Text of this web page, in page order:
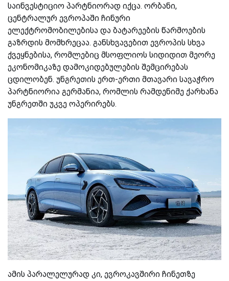
საინვესტიციო პარტნიორად იქცა. ორბანი,
ცენტრალურ ევროპაში ჩინური
ელექტრომობილებისა და ბატარეების წარმოების
გაზრდის მომხრეცაა. განსხვავებით ევროპის სხვა
ქვეყნებისა, რომლებიც მსოფლიოს სიდიდით მეორე
ეკონომიკაზე დამოკიდებულების შემცირებას
ცდილობენ. უნგრეთის ერთ-ერთი მთავარი სავაჭრო
პარტნიორია გერმანია, რომლის რამდენიმე ქარხანა
უნგრეთში უკვე ოპერირებს.
ამის პარალელურად კი, ევროკავშირი ჩინეთზე